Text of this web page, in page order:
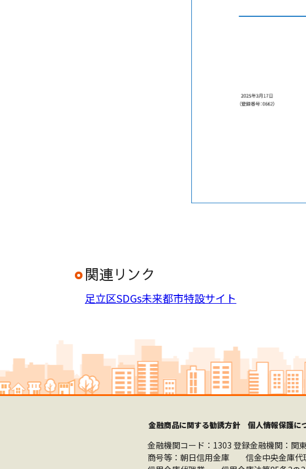
関連リンク
足立区SDGs未来都市特設サイト
金融商品に関する勧誘方針 個人情報保護に
金融機関コード：1303 登録金融機関：関
商号等：朝日信用金庫 信金中央金庫代